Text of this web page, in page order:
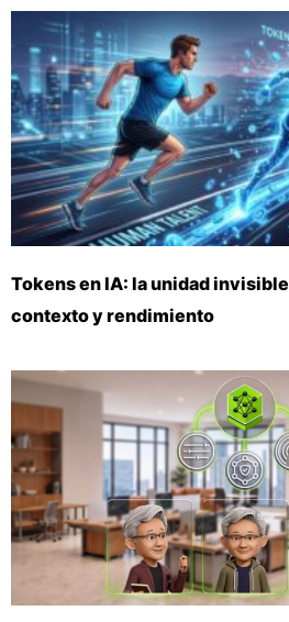
Tokens en IA: la unidad
contexto y rendimiento